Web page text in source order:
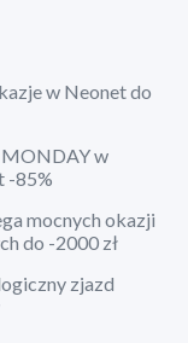
w Neonet do
MONDAY w
-85%
mocnych okazji
do -2000 zł
zjazd